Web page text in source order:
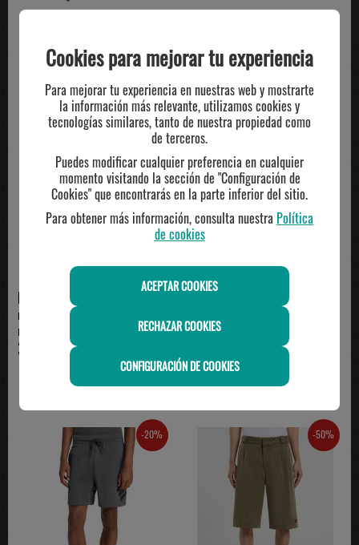
TE PUEDE INTERESAR
-20%
NIKE
Bermuda Nike Club Algodón
Hombre Negro | Mobu
32.00€
Pantalón Corto Adidas Essentials
3-Stripes Homb...
-20% -50%
Cookies para mejorar tu experiencia
Para mejorar tu experiencia en nuestras web y mostrarte
la información más relevante, utilizamos cookies y
tecnologías similares, tanto de nuestra propiedad como
de terceros.
Puedes modificar cualquier preferencia en cualquier
momento visitando la sección de "Configuración de
Cookies" que encontrarás en la parte inferior del sitio.
Para obtener más información, consulta nuestra Política
de cookies
ACEPTAR COOKIES
RECHAZAR COOKIES
CONFIGURACIÓN DE COOKIES